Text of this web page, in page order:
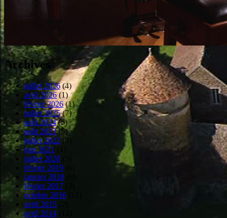
Archives
juillet 2026(4)
avril 2026 (1)
février 2026(1)
juillet 2025(7)
août 2024(5)
août 2023(5)
juillet 2022 (8)
juin 2021
juillet 2020
février 2019
janvier 2018
février 2017
octobre 2016
avril 2015
avril 2014